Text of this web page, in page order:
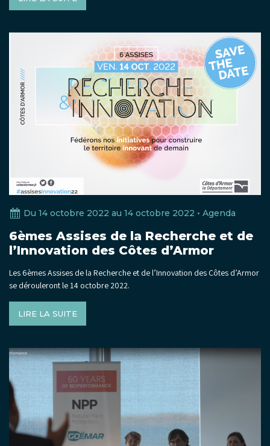
Du 14 octobre 2022 au 14 octobre 2022 • Agenda
6èmes Assises de la Recherche et de
l’Innovation des Côtes d’Armor
Les 6èmes Assises de la Recherche et de l’Innovation des Côtes d’Armor
se dérouleront le 14 octobre 2022.
LIRE LA SUITE